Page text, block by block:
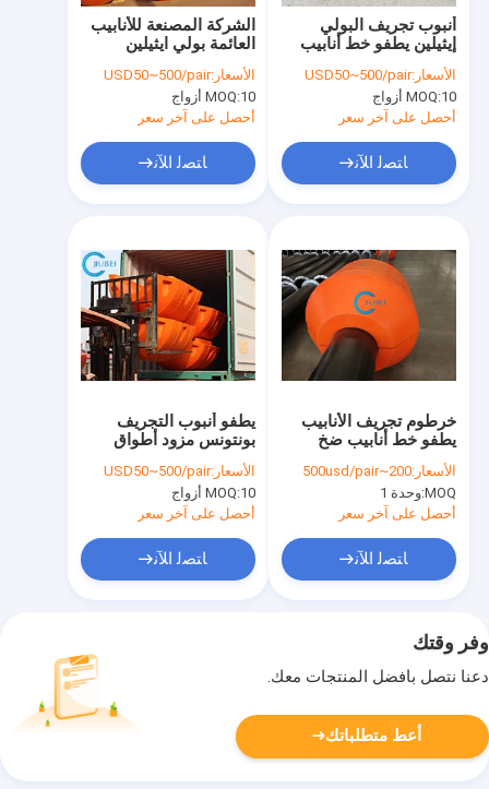
الشركة المصنعة للأنابيب
العائمة بولي ايثيلين
الصين
الأسعار:USD50~500/pair
MOQ:10 أزواج
أحصل على آخر سعر
ﺎﺘﺼﻟ ﺍﻶﻧ
أنبوب تجريف البولي
إيثيلين يطفو خط أنابيب
بوصة
الأسعار:USD50~500/pair
MOQ:10 أزواج
أحصل على آخر سعر
ﺎﺘﺼﻟ ﺍﻶﻧ
يطفو أنبوب التجريف
بونتونس مزود أطواق
ريفر الثقيلة
الأسعار:USD50~500/pair
MOQ:10 أزواج
أحصل على آخر سعر
ﺎﺘﺼﻟ ﺍﻶﻧ
خرطوم تجريف الأنابيب
يطفو خط أنابيب ضخ
رغوة البولي يوريثان عالية
الكثافة المملوءة
الأسعار:200~500usd/pair
MOQ: وحدة 1
أحصل على آخر سعر
ﺎﺘﺼﻟ ﺍﻶﻧ
وفر وقتك
دعنا نتصل بأفضل المنتجات معك.
أعط متطلباتك